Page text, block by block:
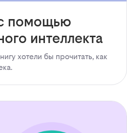
помощью
интеллекта
хотели бы прочитать, как